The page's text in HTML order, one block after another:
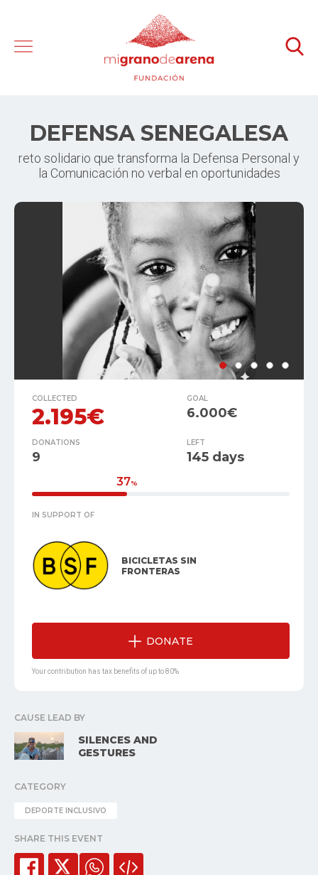
DEFENSA SENEGALESA
reto solidario que transforma la Defensa Personal y
la Comunicación no verbal en oportunidades
COLLECTED
2.195€
GOAL
6.000€
DONATIONS
9
LEFT
145 days
37%
IN SUPPORT OF
BICICLETAS SIN
FRONTERAS
DONATE
Your contribution has tax benefits of up to 80%
CAUSE LEAD BY
SILENCES AND
GESTURES
CATEGORY
DEPORTE INCLUSIVO
SHARE THIS EVENT